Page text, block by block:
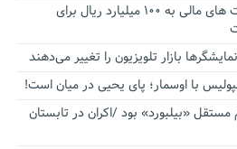
آستانه الزام به دریافت صورت های مالی به ۱۰۰ میلیارد ریال برای
بازار تلویزیون را تغییر می‌دهند
با اوسمار؛ پای یحیی در میان است!
مستقل «بیلبورد» بود /اکران در تابستان